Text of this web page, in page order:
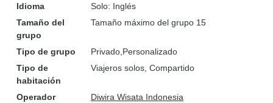
Idioma
Solo: Inglés
Tamaño del
grupo
Tamaño máximo del grupo 15
Tipo de grupo Privado Personalizado
Tipo de
habitación
Viajeros solos, Compartido
Operador
Diwira Wisata Indonesia